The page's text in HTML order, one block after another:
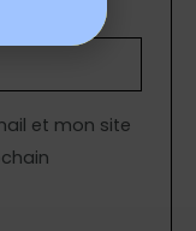
et mon site